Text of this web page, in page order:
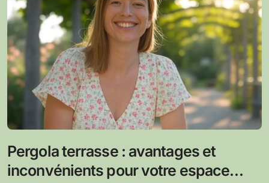
Pergola terrasse : avantages et
inconvénients pour votre espace